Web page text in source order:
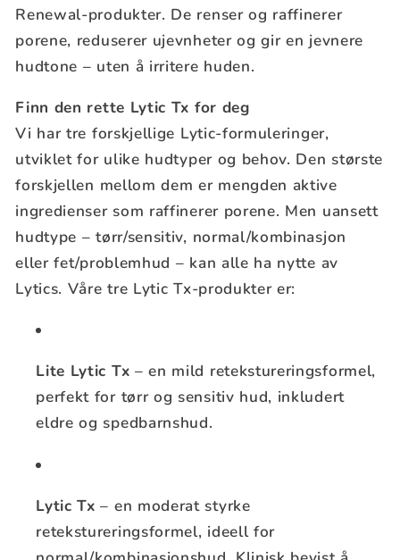
Renewal-produkter. De renser og raffinerer
porene, reduserer ujevnheter og gir en jevnere
hudtone – uten å irritere huden.
Finn den rette Lytic Tx for deg
Vi har tre forskjellige Lytic-formuleringer,
utviklet for ulike hudtyper og behov. Den største
forskjellen mellom dem er mengden aktive
ingredienser som raffinerer porene. Men uansett
hudtype – tørr/sensitiv, normal/kombinasjon
eller fet/problemhud – kan alle ha nytte av
Lytics. Våre tre Lytic Tx-produkter er:
Lite Lytic Tx – en mild retekstureringsformel,
perfekt for tørr og sensitiv hud, inkludert
eldre og spedbarnshud.
Lytic Tx – en moderat styrke
retekstureringsformel, ideell for